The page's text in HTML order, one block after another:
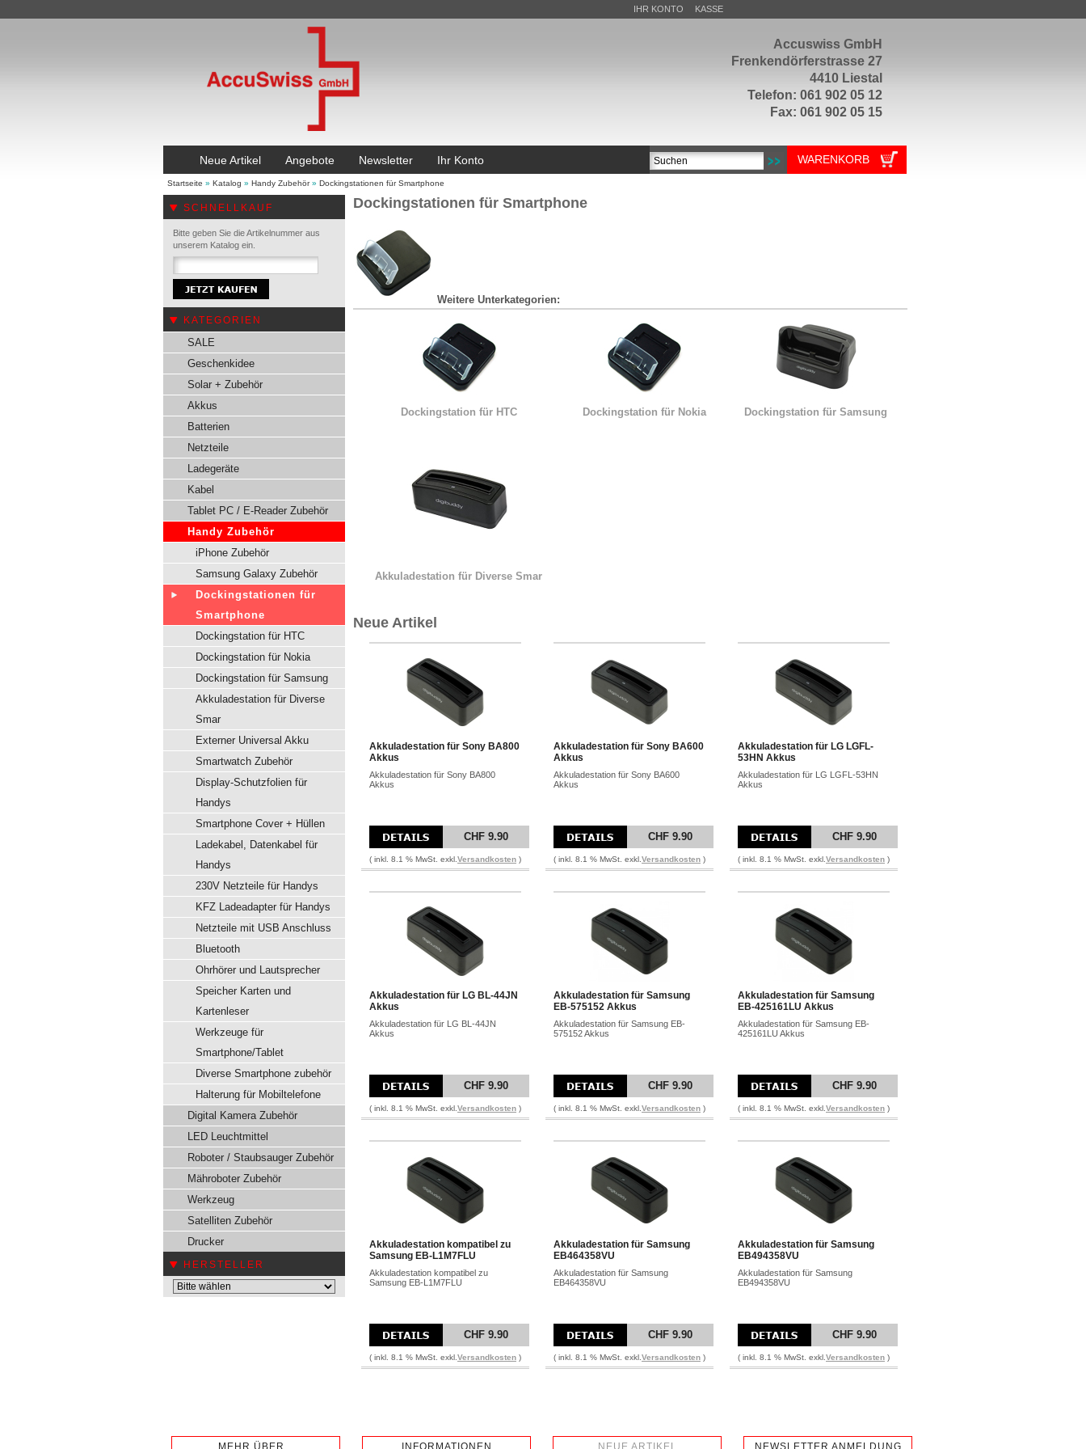
Accuswiss GmbH
Frenkendörferstrasse 27
4410 Liestal
Telefon: 061 902 05 12
Fax: 061 902 05 15
IHR KONTO KASSE
Neue Artikel Angebote Newsletter Ihr Konto WARENKORB
Startseite » Katalog » Handy Zubehör» Dockingstationen für Smartphone
SCHNELLKAUF
Bitte geben Sie die Artikelnummer aus
unserem Katalog ein.
KATEGORIEN
SALE
Geschenkidee
Solar + Zubehör
Akkus
Batterien
Netzteile
Ladegeräte
Kabel
Tablet PC / E-Reader Zubehör
Handy Zubehör
iPhone Zubehör
Samsung Galaxy Zubehör
Dockingstationen für
Smartphone
Dockingstation für HTC
Dockingstation für Nokia
Dockingstation für Samsung
Akkuladestation für Diverse
Smar
Externer Universal Akku
Smartwatch Zubehör
Display-Schutzfolien für
Handys
Smartphone Cover + Hüllen
Ladekabel, Datenkabel für
Handys
230V Netzteile für Handys
KFZ Ladeadapter für Handys
Netzteile mit USB Anschluss
Bluetooth
Ohrhörer und Lautsprecher
Speicher Karten und
Kartenleser
Werkzeuge für
Smartphone/Tablet
Diverse Smartphone zubehör
Halterung für Mobiltelefone
Digital Kamera Zubehör
LED Leuchtmittel
Roboter / Staubsauger Zubehör
Mähroboter Zubehör
Werkzeug
Satelliten Zubehör
Drucker
HERSTELLER
Dockingstationen für Smartphone
Weitere Unterkategorien:
Dockingstation für HTC Dockingstation für Nokia Dockingstation für Samsung
Akkuladestation für Diverse Smar
Neue Artikel
Akkuladestation für Sony BA800
Akkus
Akkuladestation für Sony BA800
Akkus
CHF 9.90
( inkl. 8.1 % MwSt. exkl. Versandkosten )
Akkuladestation für Sony BA600
Akkus
Akkuladestation für Sony BA600
Akkus
CHF 9.90
( inkl. 8.1 % MwSt. exkl. Versandkosten )
Akkuladestation für LG LGFL-
53HN Akkus
Akkuladestation für LG LGFL-53HN
Akkus
CHF 9.90
( inkl. 8.1 % MwSt. exkl. Versandkosten )
Akkuladestation für LG BL-44JN
Akkus
Akkuladestation für LG BL-44JN
Akkus
CHF 9.90
( inkl. 8.1 % MwSt. exkl. Versandkosten )
Akkuladestation für Samsung
EB-575152 Akkus
Akkuladestation für Samsung EB-
575152 Akkus
CHF 9.90
( inkl. 8.1 % MwSt. exkl. Versandkosten )
Akkuladestation für Samsung
EB-425161LU Akkus
Akkuladestation für Samsung EB-
425161LU Akkus
CHF 9.90
( inkl. 8.1 % MwSt. exkl. Versandkosten )
Akkuladestation kompatibel zu
Samsung EB-L1M7FLU
Akkuladestation kompatibel zu
Samsung EB-L1M7FLU
CHF 9.90
( inkl. 8.1 % MwSt. exkl. Versandkosten )
Akkuladestation für Samsung
EB464358VU
Akkuladestation für Samsung
EB464358VU
CHF 9.90
( inkl. 8.1 % MwSt. exkl. Versandkosten )
Akkuladestation für Samsung
EB494358VU
Akkuladestation für Samsung
EB494358VU
CHF 9.90
( inkl. 8.1 % MwSt. exkl. Versandkosten )
MEHR ÜBER... INFORMATIONEN NEUE ARTIKEL NEWSLETTER ANMELDUNG